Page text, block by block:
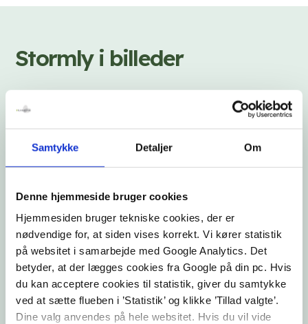
Samtykke Detaljer Om
Denne hjemmeside bruger cookies
Hjemmesiden bruger tekniske cookies, der er
nødvendige for, at siden vises korrekt. Vi kører statistik
på websitet i samarbejde med Google Analytics. Det
betyder, at der lægges cookies fra Google på din pc. Hvis
du kan acceptere cookies til statistik, giver du samtykke
ved at sætte flueben i ’Statistik’ og klikke ’Tillad valgte’.
Dine valg anvendes på hele websitet. Hvis du vil vide
Stormly i billeder
Vi fejrer Sankt Hans med bål og sang